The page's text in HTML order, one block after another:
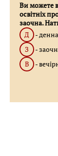
Ви можете
освітніх
заочна.
Д
-
З
-
В
-